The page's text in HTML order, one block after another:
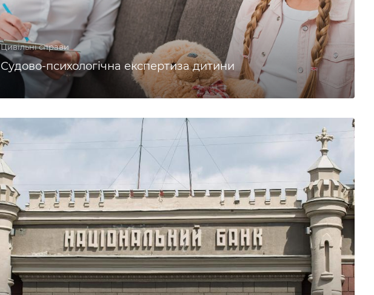
Цивільні справи
Судово-психологічна експертиза дитини